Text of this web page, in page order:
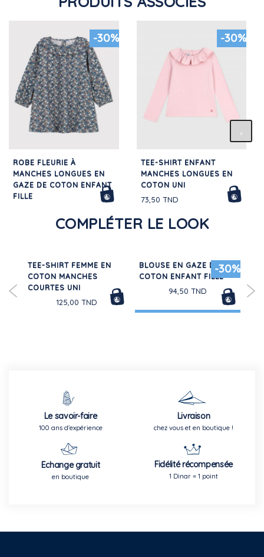
-30%
ROBE FLEURIE À
MANCHES LONGUES EN
GAZE DE COTON ENFANT
FILLE
-30%
TEE-SHIRT ENFANT
MANCHES LONGUES EN
COTON UNI
73,50 TND
COMPLÉTER LE LOOK
TEE-SHIRT FEMME EN
COTON MANCHES
COURTES UNI
125,00 TND
-30%
BLOUSE EN GAZE DE
COTON ENFANT FILLE
94,50 TND
Le savoir-faire
100 ans d'expérience
Livraison
chez vous et en boutique !
Echange gratuit
en boutique
Fidélité récompensée
1 Dinar = 1 point